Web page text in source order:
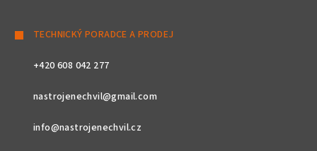
TECHNICKÝ PORADCE A PRODEJ
+420 608 042 277
nastrojenechvil@gmail.com
info@nastrojenechvil.cz